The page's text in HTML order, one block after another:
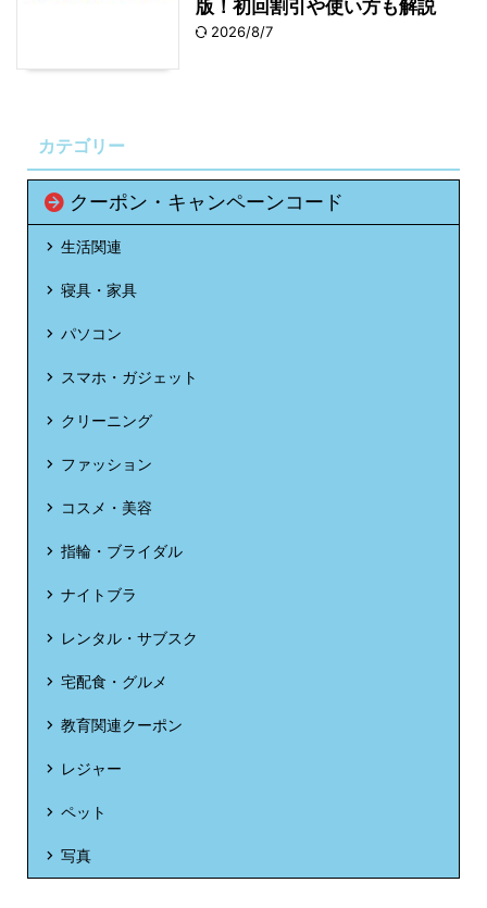
版！初回割引や使い方も解説
2026/8/7
カテゴリー
クーポン・キャンペーンコード
生活関連
寝具・家具
パソコン
スマホ・ガジェット
クリーニング
ファッション
コスメ・美容
指輪・ブライダル
ナイトブラ
レンタル・サブスク
宅配食・グルメ
教育関連クーポン
レジャー
ペット
写真